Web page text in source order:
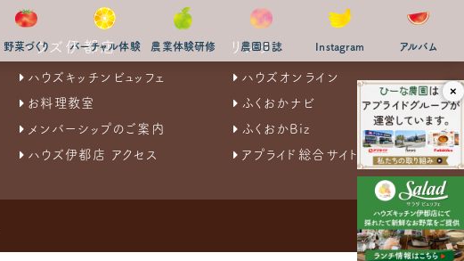
野菜づくり バーチャル体験 農業体験研修 農園日誌 Instagram アルバム
×
ハウズ伊都店
ハウズキッチンビュッフェ
お料理教室
メンバーシップのご案内
ハウズ伊都店 アクセス
リンク
ハウズオンライン
ふくおかナビ
ふくおかBiz
アプライド総合サイト